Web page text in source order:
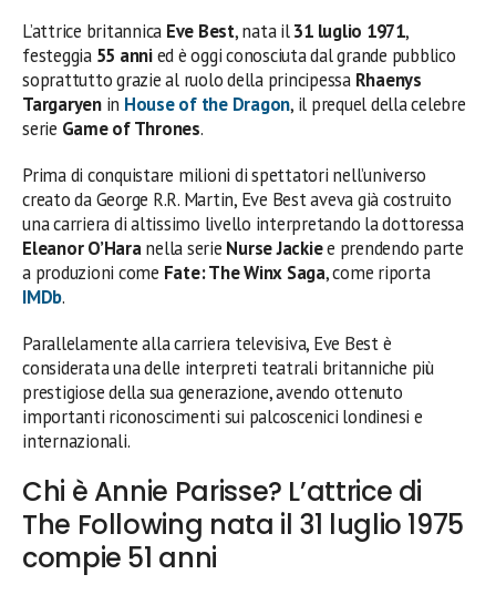
L’attrice britannica Eve Best, nata il31 luglio 1971,
festeggia 55 annied è oggi conosciuta dal grande pubblico
soprattutto grazie al ruolo della principessa Rhaenys
Targaryenin House of the Dragon, il prequel della celebre
serie Game of Thrones.
Prima di conquistare milioni di spettatori nell’universo
creato da George R.R. Martin, Eve Best aveva già costruito
una carriera di altissimo livello interpretando la dottoressa
Eleanor O’Haranella serie Nurse Jackiee prendendo parte
a produzioni come Fate: The Winx Saga, come riporta
IMDb.
Parallelamente alla carriera televisiva, Eve Best è
considerata una delle interpreti teatrali britanniche più
prestigiose della sua generazione, avendo ottenuto
importanti riconoscimenti sui palcoscenici londinesi e
internazionali.
Chi è Annie Parisse? L’attrice di
The Following nata il 31 luglio 1975
compie 51 anni